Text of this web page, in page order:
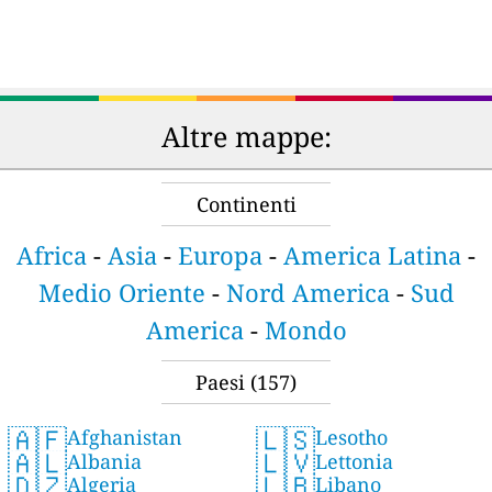
Altre mappe:
Continenti
Africa - Asia - Europa - America Latina -
Medio Oriente - Nord America- Sud
America- Mondo
Paesi (157)
🇦🇫Afghanistan
🇦🇱Albania
Algeria
🇱🇸Lesotho
🇱🇻Lettonia
Libano